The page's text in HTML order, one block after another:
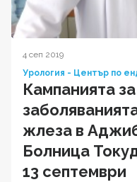
4 сеп 2019
Урология - Център по
Кампанията
жлеза в
Болница
13 септември